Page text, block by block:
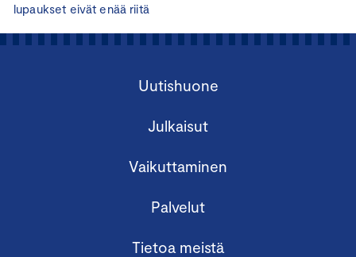
lupaukset eivät enää riitä
Uutishuone
Julkaisut
Vaikuttaminen
Palvelut
Tietoa meistä